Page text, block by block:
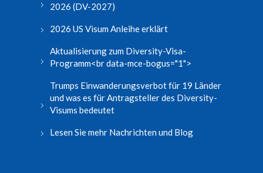
2026 (DV-2027)
2026 US Visum Anleihe erklärt
Aktualisierung zum Diversity-Visa-
Programm<br data-mce-bogus="1">
Trumps Einwanderungsverbot für 19 Länder
und was es für Antragsteller des Diversity-
Visums bedeutet
Lesen Sie mehr Nachrichten und Blog